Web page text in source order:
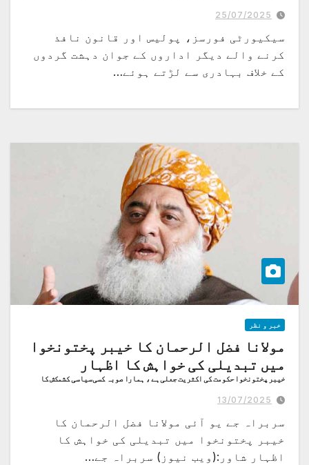
25/07/2025
سیکیورٹی فورسز، پولیس اور قانون نافذ
کرنے والے دیگر اداروں کے جوان دہشت گردوں
کے خلاف بہادری سے لڑتے ہوئے…
خبر و نظر
مولانا فضل الرحمان کا خیبر پختونخوا
میں تبدیلی کی خواہش کا اظہار
خیبر پختونخوا حکومت کی اکثریت جعلی ہے ، ہمارا صوبہ کسی سیاسی کشمکش کا
13/07/2025
سربراہ جے یو آئی مولانا فضل الرحمان کا
خیبر پختونخوا میں تبدیلی کی خواہش کا
اظہار شاور:(ویب نیوز) سربراہ جے…